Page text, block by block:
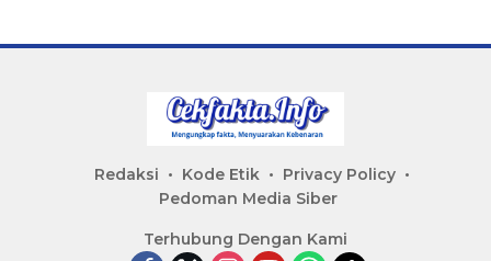
Redaksi Kode Etik
Privacy Policy
Pedoman Media Siber
Terhubung Dengan Kami